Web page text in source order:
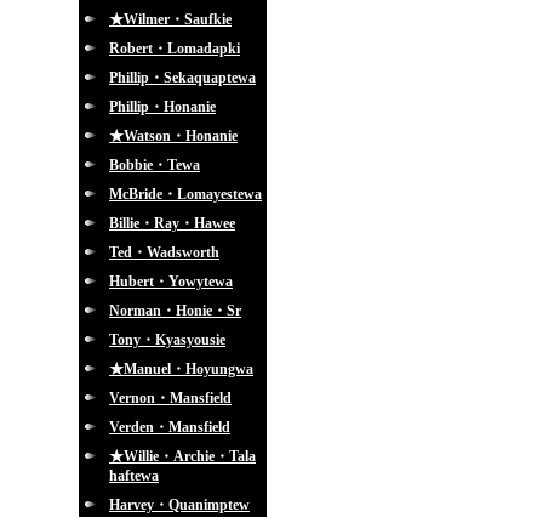
★Wilmer・Saufkie
Robert・Lomadapki
Phillip・Sekaquaptewa
Phillip・Honanie
★Watson・Honanie
Bobbie・Tewa
McBride・Lomayestewa
Billie・Ray・Hawee
Ted・Wadsworth
Hubert・Yowytewa
Norman・Honie・Sr
Tony・Kyasyousie
★Manuel・Hoyungwa
Vernon・Mansfield
Verden・Mansfield
★Willie・Archie・Tala
haftewa
Harvey・Quanimptew